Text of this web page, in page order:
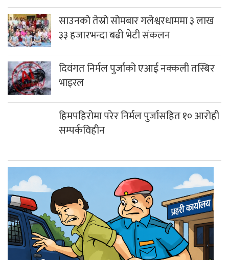
भाइरल
सम्पर्कविहीन
कर्तव्य ज्यान मुद्दाका फरार प्रतिवादी म्याग्दीबाट पक्राउ